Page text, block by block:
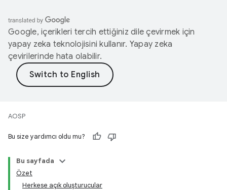
Google, içerikleri tercih ettiğiniz dile çevirmek için
yapay zeka teknolojisini kullanır. Yapay zeka
çevirilerinde hata olabilir.
AOSP
Bu size yardımcı oldu mu?
Bu sayfada
Özet
Herkese açık oluşturucular